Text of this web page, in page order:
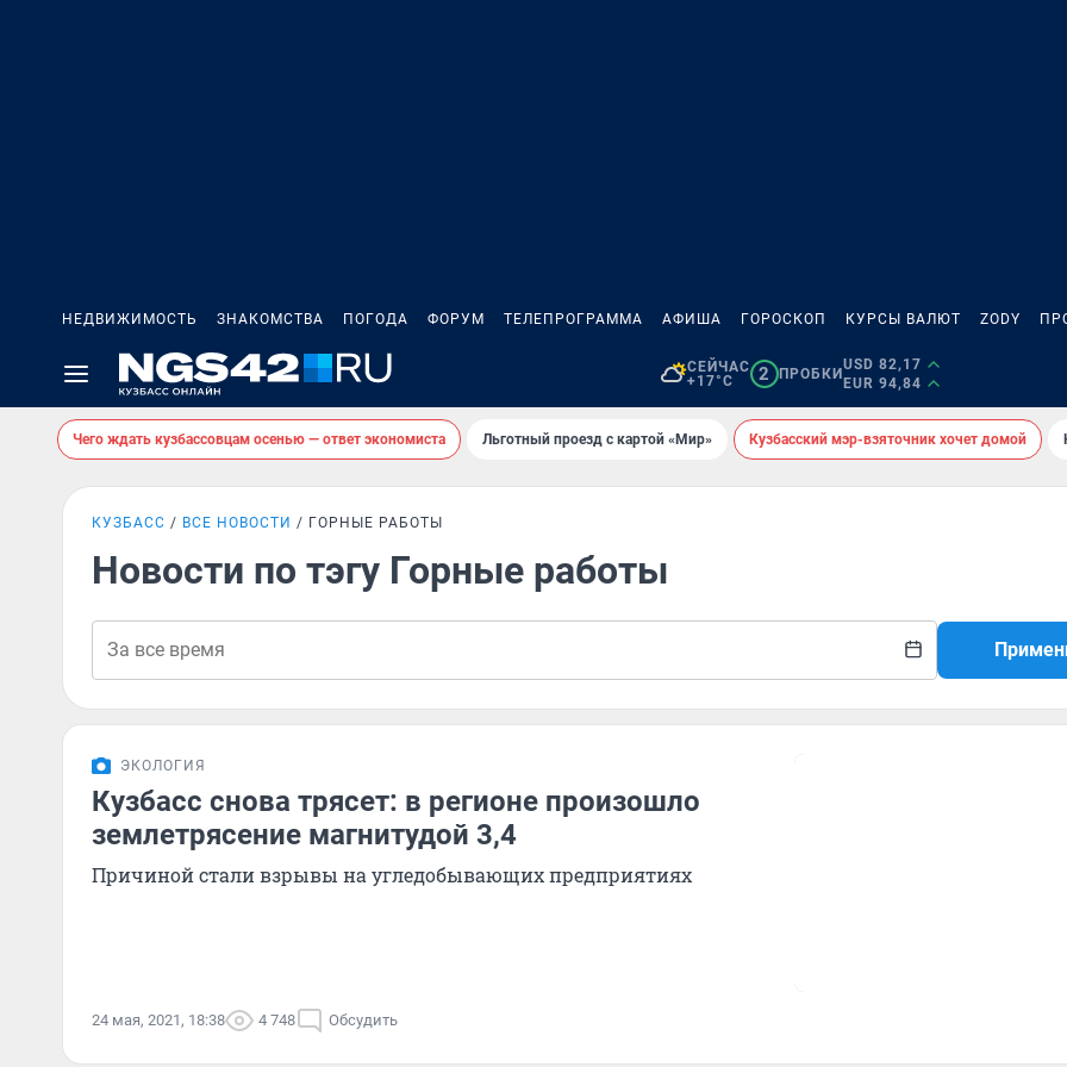
НЕДВИЖИМОСТЬ ЗНАКОМСТВА ПОГОДА ФОРУМ ТЕЛЕПРОГРАММА АФИША ГОРОСКОП КУРСЫ ВАЛЮТ ZODY
СЕЙЧАС
+17°C
2 ПРОБКИ
USD 82,17
EUR 94,84
Чего ждать кузбассовцам осенью — ответ экономиста Льготный проезд с картой «Мир» Кузбасский мэр-взяточник хочет домой
КУЗБАСС ВСЕ НОВОСТИ ГОРНЫЕ РАБОТЫ
Новости по тэгу Горные работы
ЭКОЛОГИЯ
Кузбасс снова трясет: в регионе произошло
землетрясение магнитудой 3,4
Причиной стали взрывы на угледобывающих предприятиях
24 мая, 2021, 18:38 4 748 Обсудить